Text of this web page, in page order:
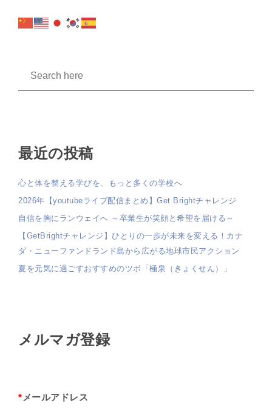
最近の投稿
心と体を整える学びを、もっと多くの学校へ
2026年【youtubeライブ配信まとめ】Get Brightチャレンジ
自信を胸にランウェイへ ～卒業生が笑顔と希望を届ける～
【GetBrightチャレンジ】ひとりの一歩が未来を変える！カナ
ダ・ニューファンドランド島から広がる地球市民アクション
夏を元気に過ごすおすすめのツボ「極泉（きょくせん）」
メルマガ登録
* メールアドレス